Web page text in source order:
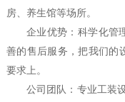
房、养生馆等场所。
企业优势：科学化管
善的售后服务，把我们的
要求上。
公司团队：专业工装